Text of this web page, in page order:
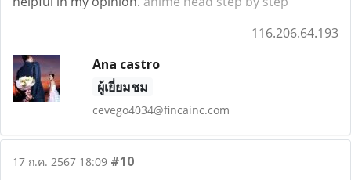
116.206.64.193
Ana castro
ผู้เยี่ยมชม
cevego4034@fincainc.com
17 ก.ค. 2567 18:09 #10